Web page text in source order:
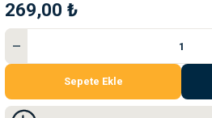
269,00 ₺
Sepete Ekle